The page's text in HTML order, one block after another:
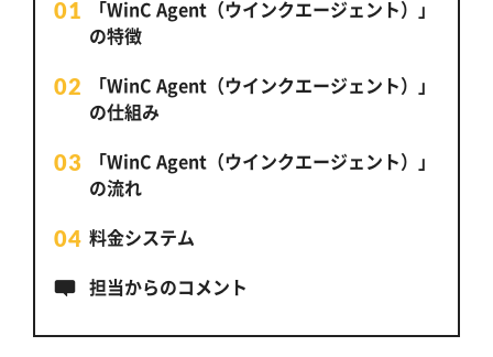
「WinC Agent（ウインクエージェント）」
の特徴
「WinC Agent（ウインクエージェント）」
の仕組み
「WinC Agent（ウインクエージェント）」
の流れ
料金システム
担当からのコメント